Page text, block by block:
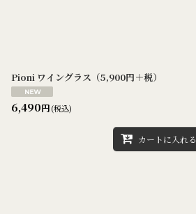
Pioni ワイングラス（5,900円＋税）
6,490円(税込)
カートに入れる